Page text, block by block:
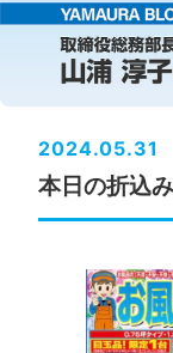
2024.05.31
本日の折込